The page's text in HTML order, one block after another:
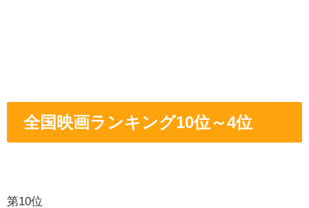
全国映画ランキング10位～4位
第10位